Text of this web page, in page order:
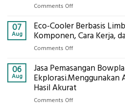
Comments Offon
Sondir
Tanah
Eksplorasi
Pastikan
Pondasi
Kokoh
07
Aug
Eco-Cooler Berbasis
Komponen, Cara Kerja,
Comments Offon
Cooler
Berbasis
Limbah
06
Aug
Jasa Pemasangan
Ekplorasi.Menggunakan
Hasil Akurat
Comments Offon